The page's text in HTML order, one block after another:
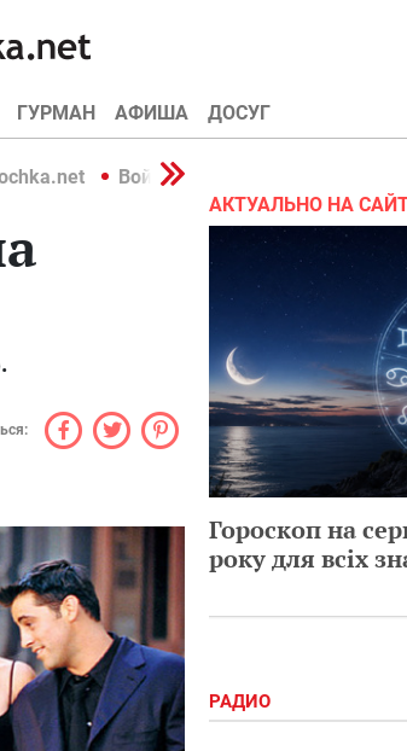
ГУРМАН АФИША ДОСУГ
Война в Украине 2022
АКТУАЛЬНО НА
Гороскоп на
року для всіх
РАДИО